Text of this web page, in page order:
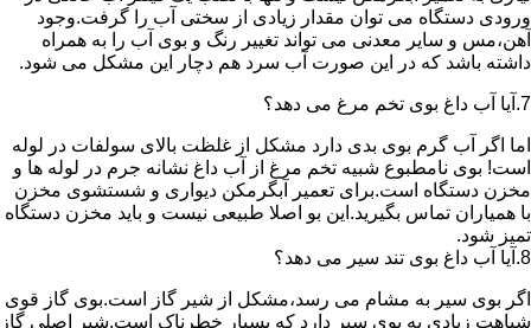
ورودی دستگاه می توان مقدار زیادی از سختی آب را گرفت.وجود
آهن،مس و سایر معدنی می تواند تغییر رنگ و بوی آب را به همراه
داشته باشد که در این صورت آب سرد هم دچار این مشکل می شود.
7.آیا آب داغ بوی تخم مرغ می دهد؟
اما اگر آب گرم بوی بدی دارد مشکل از غلظت بالای سولفات در لوله
است! بوی نامطبوع شبیه تخم مرغ از آب داغ نشانه جرم در لوله ها و
مخزن دستگاه است.برای تعمیر آبگرمکن دیواری و شستشوی مخزن
با همیاران تماس بگیرید.این بو اصلا طبیعی نیست و باید مخزن دستگاه
تمیز شود.
8.آیا آب داغ بوی تند سیر می دهد؟
اگر بوی سیر به مشام می رسد،مشکل از شیر گاز است.بوی گاز قوی
شباهت زیادی به بوی سیر دارد که بسیار خطرناک است.شیر اصلی گاز